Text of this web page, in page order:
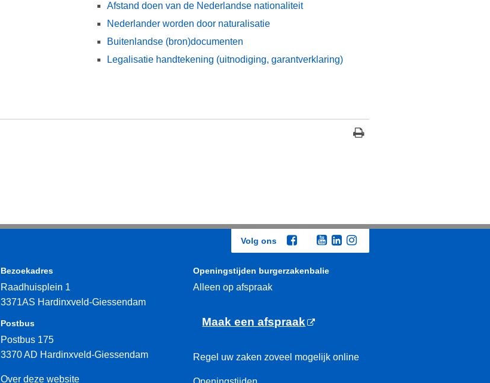
Afstand doen van de Nederlandse nationaliteit
Nederlander worden door naturalisatie
Buitenlandse (bron)documenten
Legalisatie handtekening (uitnodiging, garantverklaring)
Volg ons
Bezoekadres
Raadhuisplein 1
3371AS Hardinxveld-Giessendam
Postbus
Postbus 175
3370 AD Hardinxveld-Giessendam
Over deze website
Openingstijden burgerzakenbalie
Alleen op afspraak
Maak een afspraak
Regel uw zaken zoveel mogelijk online